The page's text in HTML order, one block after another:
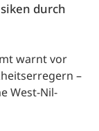
durch
warnt vor
–
West-Nil-